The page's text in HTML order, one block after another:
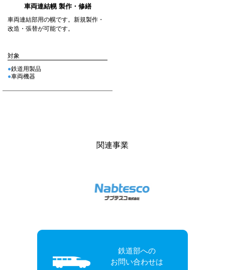
車両連結幌 製作・修繕
車両連結部用の幌です。新規製作・
改造・張替が可能です。
対象
鉄道用製品
車両機器
関連事業
鉄道部への
お問い合わせは